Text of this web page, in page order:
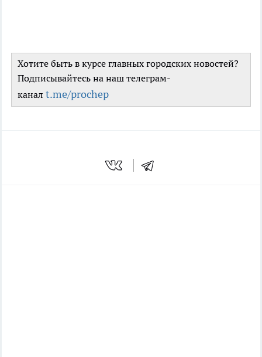
Хотите быть в курсе главных городских новостей?
Подписывайтесь на наш телеграм-
канал t.me/prochep